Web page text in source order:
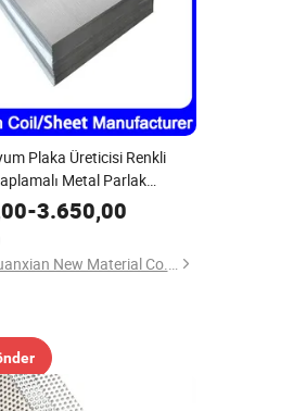
Plaka Üreticisi Renkli
Metal Parlak
Alaşım Levha
Boyanmış Alüminyum Ral
Alüminyum Plaka
-3.650,00
Qingdao Guanxian New Material Co., Ltd.